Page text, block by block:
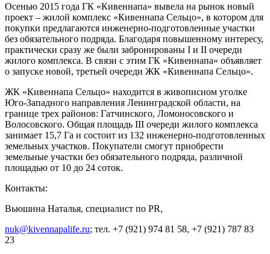
Осенью 2015 года ГК «Кивеннапа» вывела на рынок новый
проект – жилой комплекс «Кивеннапа Сельцо», в котором для
покупки предлагаются инженерно-подготовленные участки
без обязательного подряда. Благодаря повышенному интересу,
практически сразу же были забронированы I и II очереди
жилого комплекса. В связи с этим ГК «Кивеннапа» объявляет
о запуске новой, третьей очереди ЖК «Кивеннапа Сельцо».
ЖК «Кивеннапа Сельцо» находится в живописном уголке
Юго-Западного направления Ленинградской области, на
границе трех районов: Гатчинского, Ломоносовского и
Волосовского. Общая площадь III очереди жилого комплекса
занимает 15,7 Га и состоит из 132 инженерно-подготовленных
земельных участков. Покупатели смогут приобрести
земельные участки без обязательного подряда, различной
площадью от 10 до 24 соток.
Контакты:
Вьюшина Наталья, специалист по PR,
nuk@kivennapalife.ru; тел. +7 (921) 974 81 58, +7 (921) 787 83
23